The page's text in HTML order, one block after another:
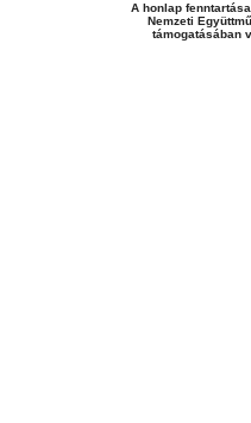
A honlap
Nemzeti
támogatásában